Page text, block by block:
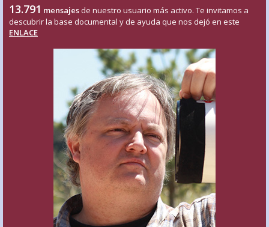
13.791 mensajes de nuestro usuario más activo. Te invitamos a
descubrir la base documental y de ayuda que nos dejó en este
ENLACE